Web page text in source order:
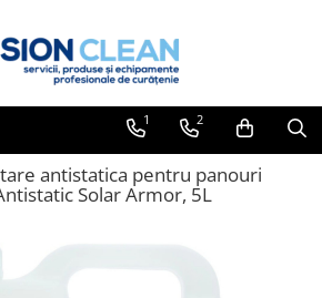
de lichide
1 2
antistatica pentru panouri
Solar Armor, 5L